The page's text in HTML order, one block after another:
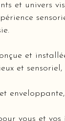
et univers
et
et
vous et vos